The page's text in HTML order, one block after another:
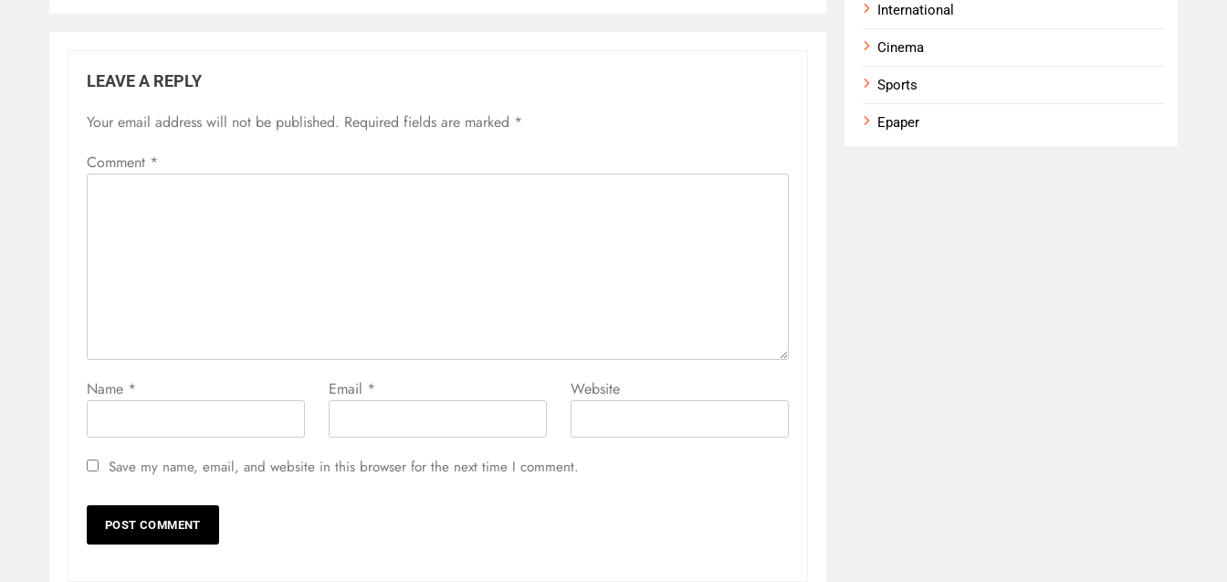
LEAVE A REPLY
Your email address will not be published. Required fields are marked *
Comment *
Name * Email * Website
Save my name, email, and website in this browser for the next time I comment.
International
Cinema
Sports
Epaper